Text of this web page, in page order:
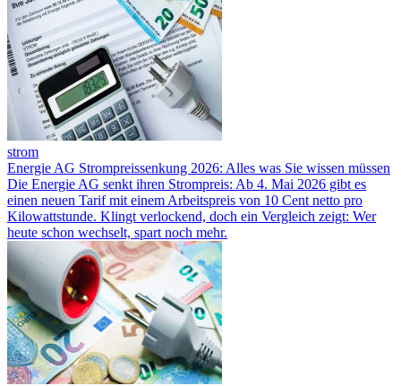
strom
Energie AG Strompreissenkung 2026: Alles was Sie wissen müssen
Die Energie AG senkt ihren Strompreis: Ab 4. Mai 2026 gibt es
einen neuen Tarif mit einem Arbeitspreis von 10 Cent netto pro
Kilowattstunde. Klingt verlockend, doch ein Vergleich zeigt: Wer
heute schon wechselt, spart noch mehr.